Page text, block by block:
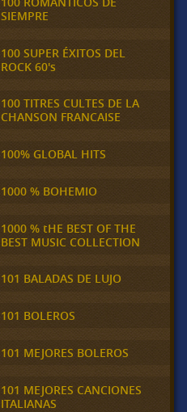
SIEMPRE
100 SUPER ÉXITOS DEL
ROCK 60's
100 TITRES CULTES DE LA
CHANSON FRANCAISE
100% GLOBAL HITS
1000 % BOHEMIO
1000 % tHE BEST OF THE
BEST MUSIC COLLECTION
101 BALADAS DE LUJO
101 BOLEROS
101 MEJORES BOLEROS
101 MEJORES CANCIONES
ITALIANAS